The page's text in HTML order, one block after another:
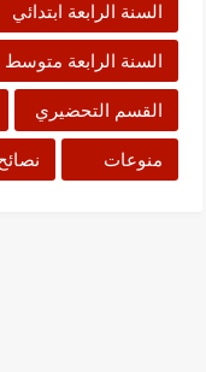
السنة الرابعة ابتدائي
السنة الرابعة متوسط
القسم التحضيري
منوعات